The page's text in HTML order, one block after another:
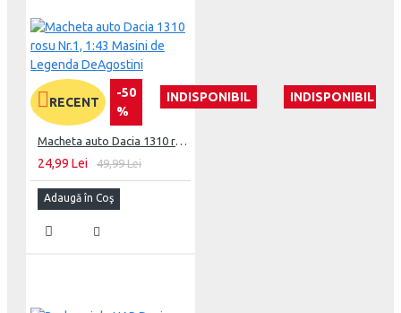
RECENT
-50
%
INDISPONIBIL INDISPONIBIL
24,99 Lei 49,99 Lei
Adaugă în Coş